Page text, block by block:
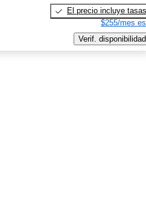
El precio incluye tasas
$255/mes
Verif. disponibilidad